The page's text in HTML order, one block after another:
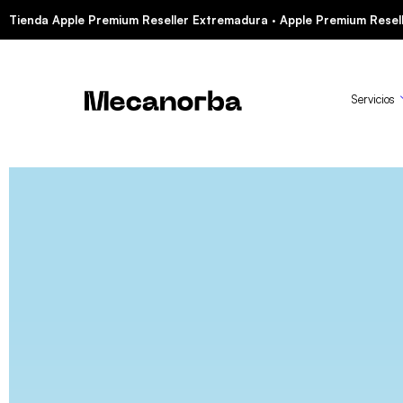
Tienda Apple Premium Reseller Extremadura · Apple Premium
Servicios